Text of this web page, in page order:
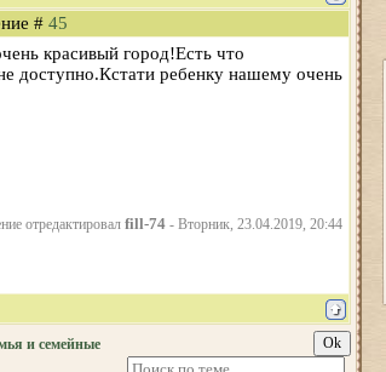
# 45
красивый город!Есть что
доступно.Кстати ребенку нашему очень
отредактировал fill-74 - Вторник, 23.04.2019, 20:44
и семейные